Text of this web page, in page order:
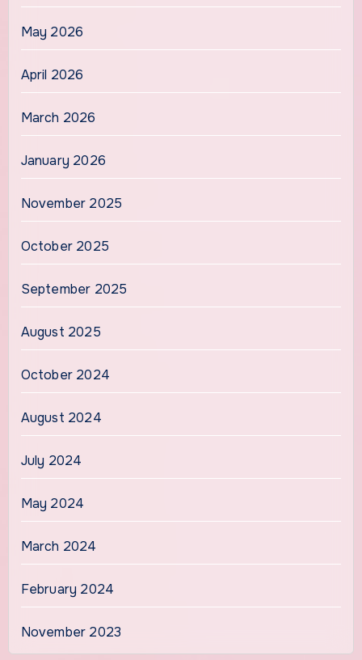
May 2026
April 2026
March 2026
January 2026
November 2025
October 2025
September 2025
August 2025
October 2024
August 2024
July 2024
May 2024
March 2024
February 2024
November 2023